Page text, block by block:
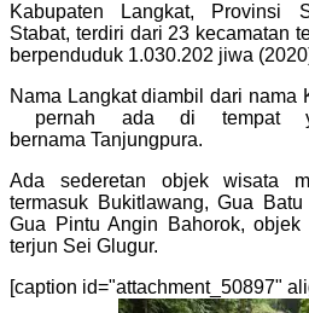
Kabupaten Langkat, Provinsi
Stabat, terdiri dari 23 kecamatan
berpenduduk 1.030.202 jiwa
Nama Langkat diambil dari nama
pernah ada di tempat
bernama Tanjungpura.
Ada sederetan objek wisata
termasuk Bukitlawang, Gua
Gua Pintu Angin Bahorok,
terjun Sei Glugur.
[caption id="attachment_50897"